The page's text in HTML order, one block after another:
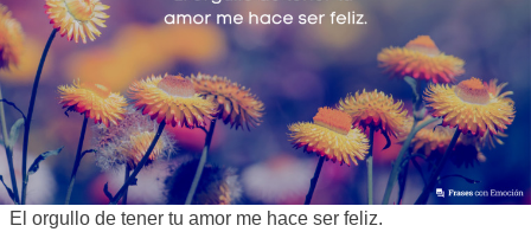
El orgullo de tener tu amor me hace ser feliz.